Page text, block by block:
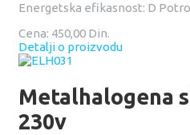
Energetska efikasnost: D
Cena: 450,00 Din.
Detalji o proizvodu
Metalhalogena
230v